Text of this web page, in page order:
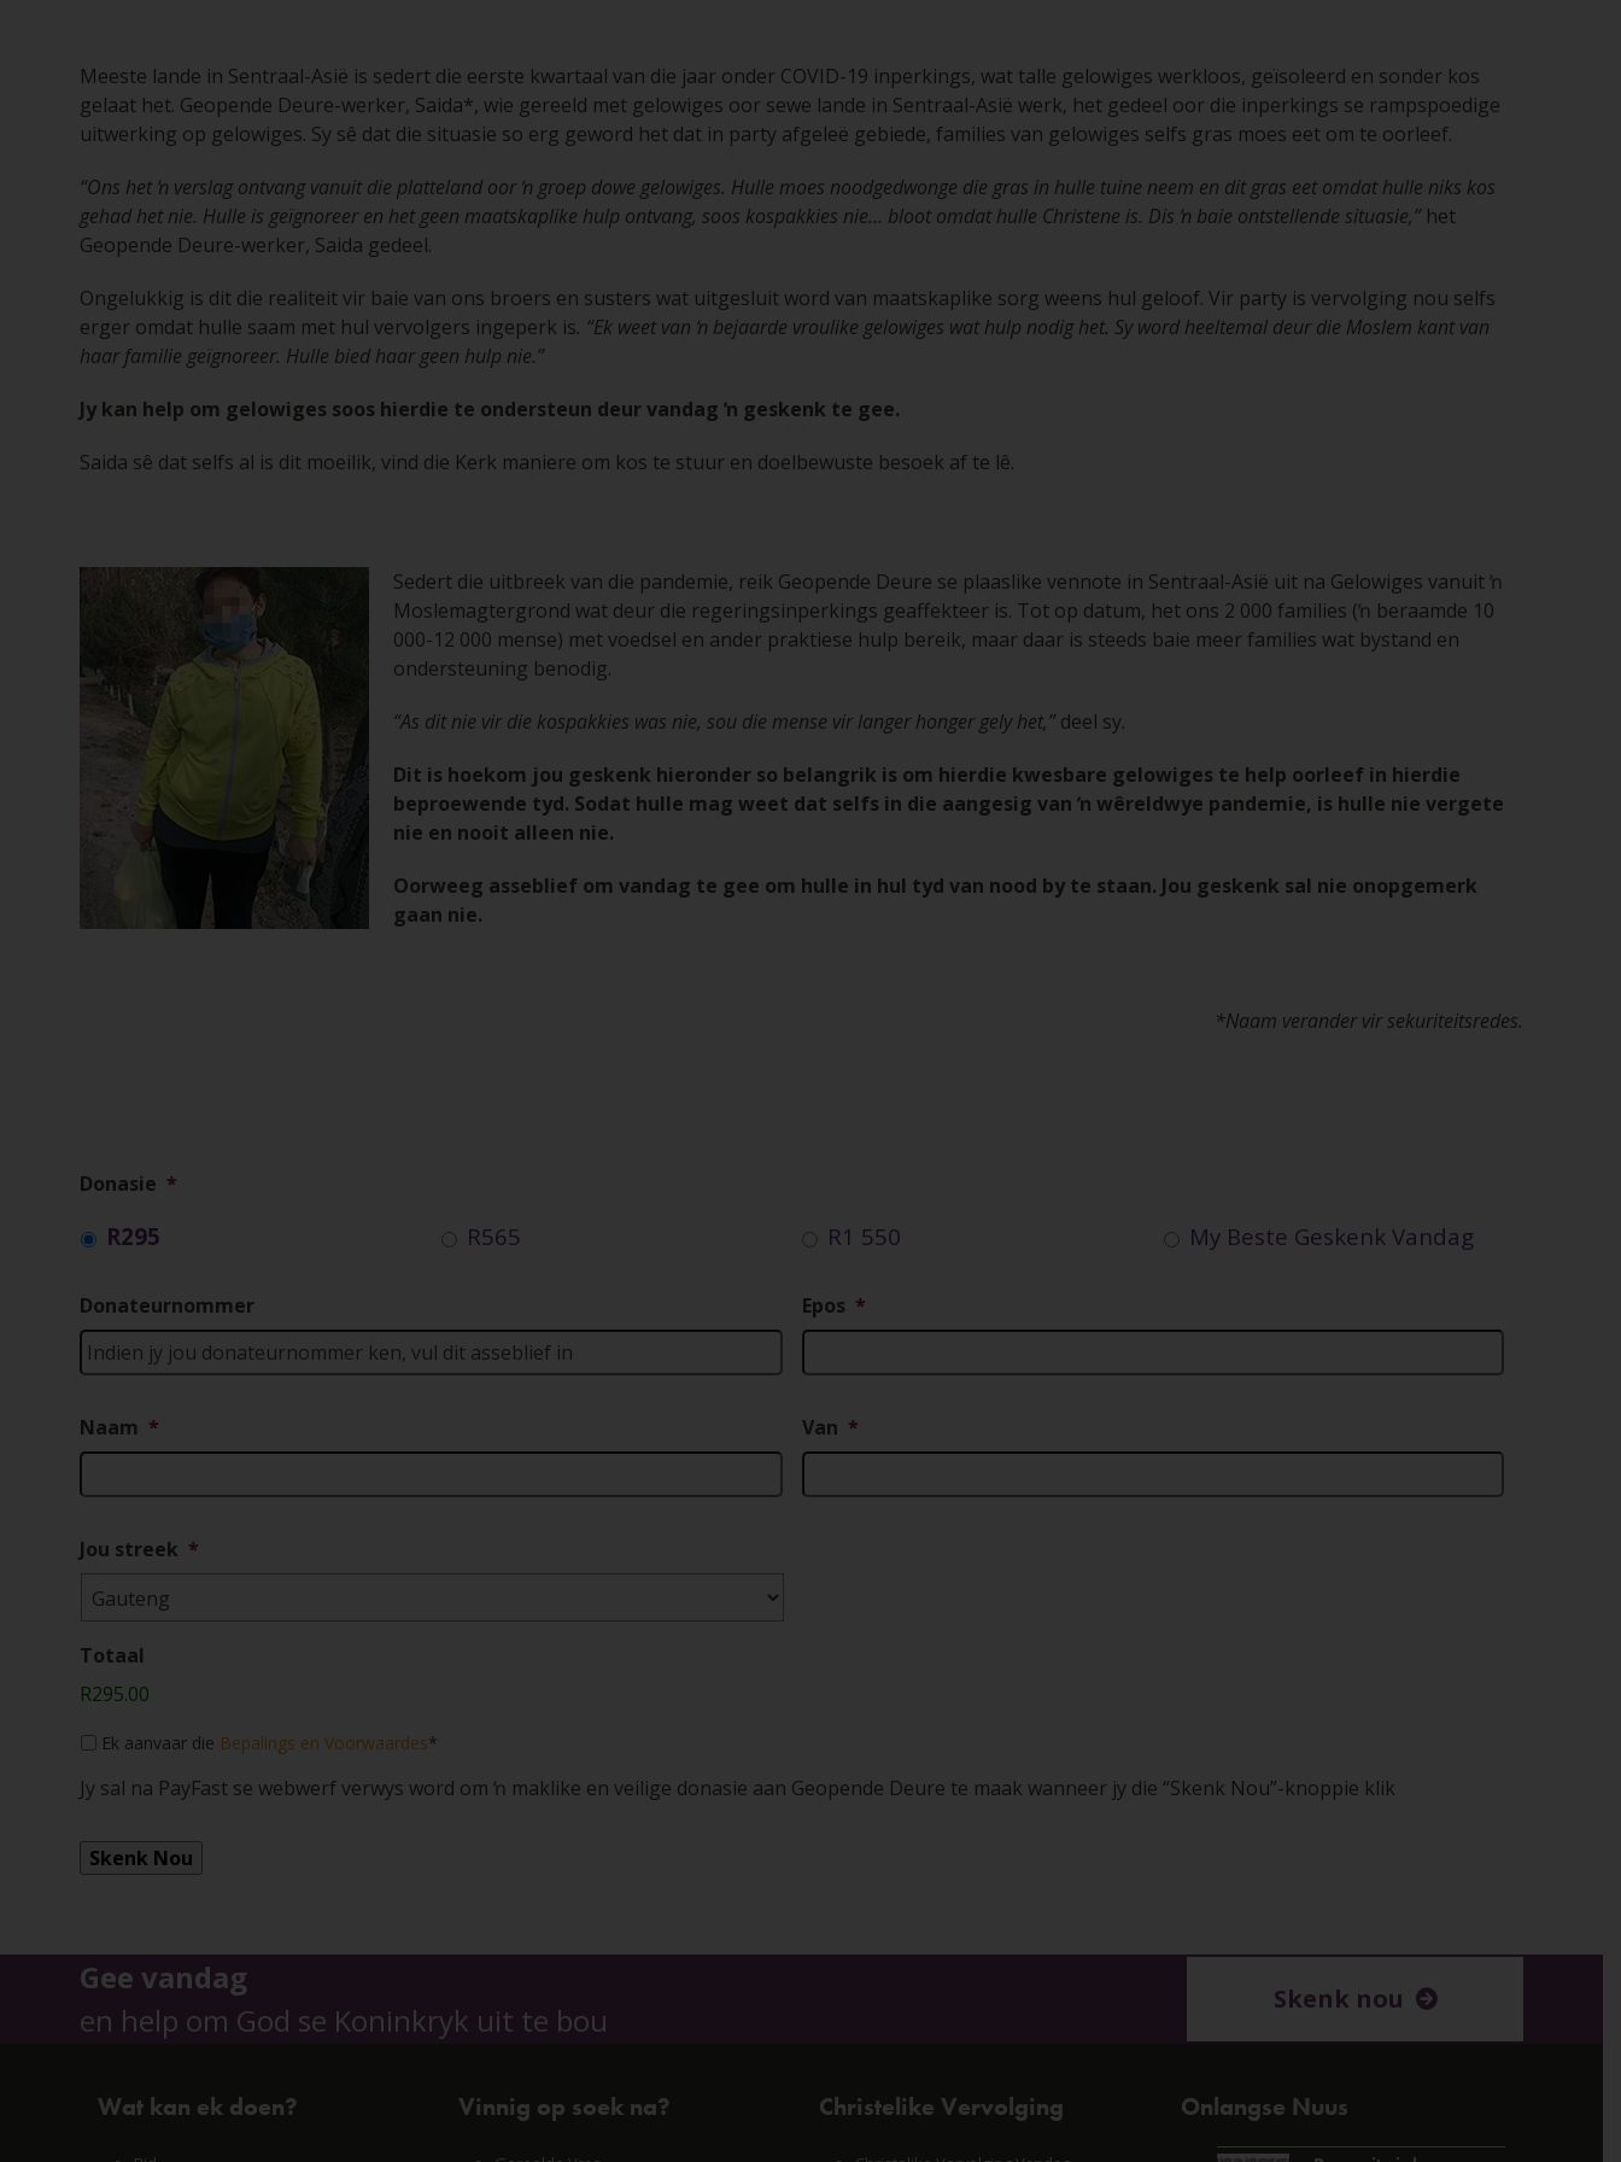
Meeste lande in Sentraal-Asië is sedert die eerste kwartaal van die jaar onder COVID-19 inperkings, wat talle gelowiges werkloos, geïsoleerd en sonder kos
gelaat het. Geopende Deure-werker, Saida*, wie gereeld met gelowiges oor sewe lande in Sentraal-Asië werk, het gedeel oor die inperkings se rampspoedige
uitwerking op gelowiges. Sy sê dat die situasie so erg geword het dat in party afgeleë gebiede, families van gelowiges selfs gras moes eet om te oorleef.
“Ons het ŉ verslag ontvang vanuit die platteland oor ŉ groep dowe gelowiges. Hulle moes noodgedwonge die gras in hulle tuine neem en dit gras eet omdat hulle niks kos
gehad het nie. Hulle is geïgnoreer en het geen maatskaplike hulp ontvang, soos kospakkies nie… bloot omdat hulle Christene is. Dis ŉ baie ontstellende situasie,” het
Geopende Deure-werker, Saida gedeel.
Ongelukkig is dit die realiteit vir baie van ons broers en susters wat uitgesluit word van maatskaplike sorg weens hul geloof. Vir party is vervolging nou selfs
erger omdat hulle saam met hul vervolgers ingeperk is. “Ek weet van ŉ bejaarde vroulike gelowiges wat hulp nodig het. Sy word heeltemal deur die Moslem kant van
haar familie geïgnoreer. Hulle bied haar geen hulp nie.”
Jy kan help om gelowiges soos hierdie te ondersteun deur vandag ŉ geskenk te gee.
Saida sê dat selfs al is dit moeilik, vind die Kerk maniere om kos te stuur en doelbewuste besoek af te lê.
Sedert die uitbreek van die pandemie, reik Geopende Deure se plaaslike vennote in Sentraal-Asië uit na Gelowiges vanuit ŉ
Moslemagtergrond wat deur die regeringsinperkings geaffekteer is. Tot op datum, het ons 2 000 families (ŉ beraamde 10
000-12 000 mense) met voedsel en ander praktiese hulp bereik, maar daar is steeds baie meer families wat bystand en
ondersteuning benodig.
“As dit nie vir die kospakkies was nie, sou die mense vir langer honger gely het,”deel sy.
Dit is hoekom jou geskenk hieronder so belangrik is om hierdie kwesbare gelowiges te help oorleef in hierdie
beproewende tyd. Sodat hulle mag weet dat selfs in die aangesig van ŉ wêreldwye pandemie, is hulle nie vergete
nie en nooit alleen nie.
Oorweeg asseblief om vandag te gee om hulle in hul tyd van nood by te staan. Jou geskenk sal nie onopgemerk
gaan nie.
*Naam verander vir sekuriteitsredes.
Donasie *
R295 R565 R1 550 My Beste Geskenk Vandag
Donateurnommer Epos *
Naam * Van *
Jou streek *
Totaal
R295.00
Consent *
Ek aanvaar die Bepalings en Voorwaardes*
Jy sal na PayFast se webwerf verwys word om ŉ maklike en veilige donasie aan Geopende Deure te maak wanneer jy die “Skenk Nou”-knoppie klik
Gee vandag
en help om God se Koninkryk uit te bou
Skenk nou
Wat kan ek doen? Vinnig op soek na? Christelike Vervolging Onlangse Nuus